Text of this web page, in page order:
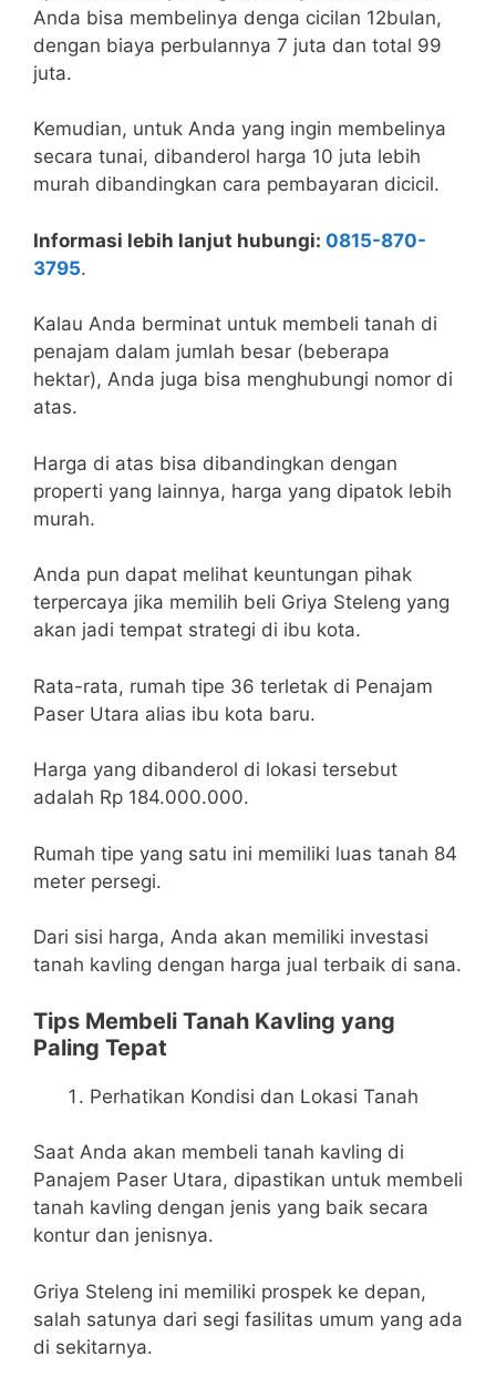
Anda bisa membelinya denga cicilan 12bulan,
dengan biaya perbulannya 7 juta dan total 99
juta.
Kemudian, untuk Anda yang ingin membelinya
secara tunai, dibanderol harga 10 juta lebih
murah dibandingkan cara pembayaran dicicil.
Informasi lebih lanjut hubungi: 0815-870-
3795.
Kalau Anda berminat untuk membeli tanah di
penajam dalam jumlah besar (beberapa
hektar), Anda juga bisa menghubungi nomor di
atas.
Harga di atas bisa dibandingkan dengan
properti yang lainnya, harga yang dipatok lebih
murah.
Anda pun dapat melihat keuntungan pihak
terpercaya jika memilih beli Griya Steleng yang
akan jadi tempat strategi di ibu kota.
Rata-rata, rumah tipe 36 terletak di Penajam
Paser Utara alias ibu kota baru.
Harga yang dibanderol di lokasi tersebut
adalah Rp 184.000.000.
Rumah tipe yang satu ini memiliki luas tanah 84
meter persegi.
Dari sisi harga, Anda akan memiliki investasi
tanah kavling dengan harga jual terbaik di sana.
Tips Membeli Tanah Kavling yang
Paling Tepat
Perhatikan Kondisi dan Lokasi Tanah
Saat Anda akan membeli tanah kavling di
Panajem Paser Utara, dipastikan untuk membeli
tanah kavling dengan jenis yang baik secara
kontur dan jenisnya.
Griya Steleng ini memiliki prospek ke depan,
salah satunya dari segi fasilitas umum yang ada
di sekitarnya.